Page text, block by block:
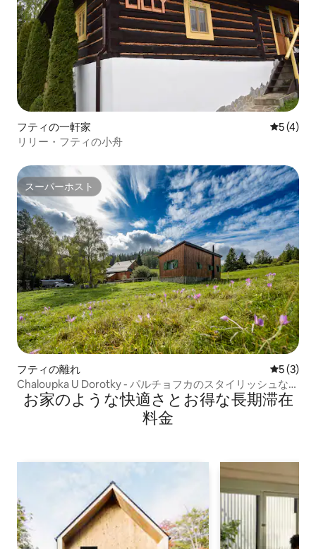
フティの一軒家 レビュー
5 (4)
リリー・フティの小舟
スーパーホスト
スーパーホスト
フティの離れ レビュー
5 (3)
Chaloupka U Dorotky - パルチョフカのスタイリッシュな宿
泊施設
お家のような快⁠適⁠さ⁠とお⁠得⁠な長⁠期⁠滞⁠在
料⁠金